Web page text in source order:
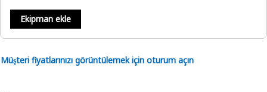
Ekipman ekle
Müşteri fiyatlarınızı görüntülemek için oturum açın